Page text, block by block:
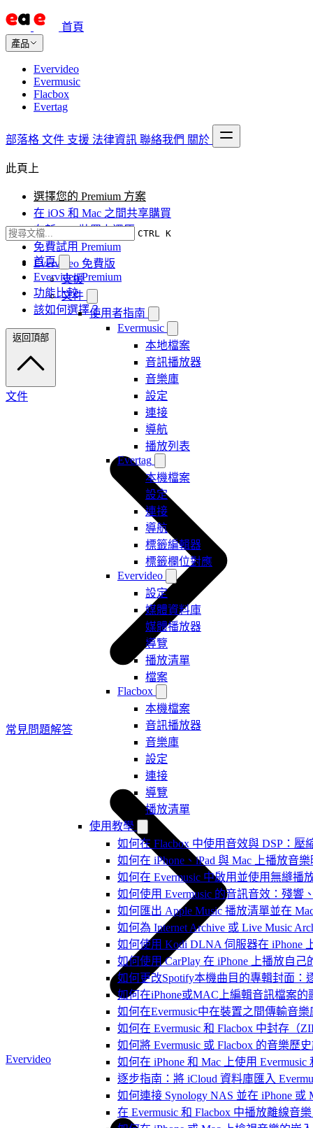
首頁
產品
Evervideo
Evermusic
Flacbox
Evertag
部落格 文件 支援 法律資訊 聯絡我們 關於
CTRL K
首頁
支援
文件
使用者指南
Evermusic
本地檔案
音訊播放器
音樂庫
設定
連接
導航
播放列表
Evertag
本機檔案
設定
連接
導航
標籤編輯器
標籤欄位對應
Evervideo
設定
媒體資料庫
媒體播放器
導覽
播放清單
檔案
Flacbox
本機檔案
音訊播放器
音樂庫
設定
連接
導覽
播放清單
使用教學
如何在 Flacbox 中使用音效與 DSP：壓
如何在 iPhone、iPad 與 Mac 上播放音
如何在 Evermusic 中啟用並使用無縫播
如何使用 Evermusic 的音訊音效：殘
如何匯出 Apple Music 播放清單並在
如何為 Internet Archive 或 Live Music
如何使用 Kodi DLNA 伺服器在 iPhone
如何使用 CarPlay 在 iPhone 上播放自己
如何更改Spotify本機曲目的專輯封面：
如何在iPhone或MAC上編輯音訊檔案的
如何在Evermusic中在裝置之間傳輸音
如何在 Evermusic 和 Flacbox 中封存（
如何將 Evermusic 或 Flacbox 的音樂歷
如何在 iPhone 和 Mac 上使用
逐步指南：將 iCloud 資料庫匯入
如何連接 Synology NAS 並在 iPhone 或
在 Evermusic 和 Flacbox 中播放離線音
此頁上
選擇您的 Premium 方案
在 iOS 和 Mac 之間共享購買
在新 iOS 裝置上還原
免費試用 Premium
Evervideo 免費版
Evervideo Premium
功能比較
該如何選擇？
返回頂部
文件
常見問題解答
Evervideo